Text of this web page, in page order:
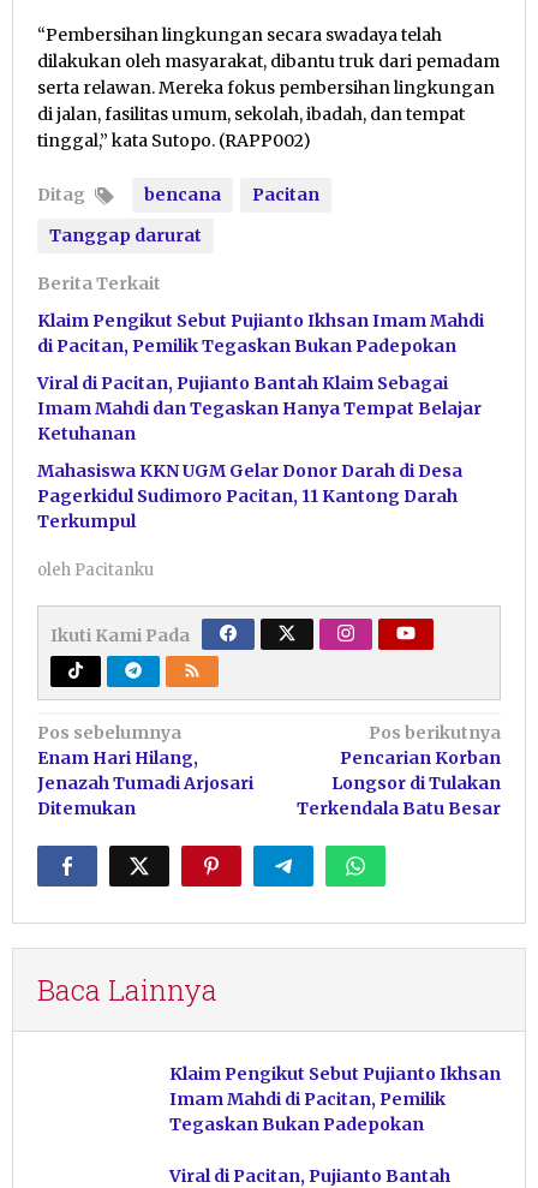
“Pembersihan lingkungan secara swadaya telah
dilakukan oleh masyarakat, dibantu truk dari pemadam
serta relawan. Mereka fokus pembersihan lingkungan
di jalan, fasilitas umum, sekolah, ibadah, dan tempat
tinggal,” kata Sutopo. (RAPP002)
Ditag bencana
Pacitan
Tanggap darurat
Berita Terkait
Klaim Pengikut Sebut Pujianto Ikhsan Imam Mahdi
di Pacitan, Pemilik Tegaskan Bukan Padepokan
Viral di Pacitan, Pujianto Bantah Klaim Sebagai
Imam Mahdi dan Tegaskan Hanya Tempat Belajar
Ketuhanan
Mahasiswa KKN UGM Gelar Donor Darah di Desa
Pagerkidul Sudimoro Pacitan, 11 Kantong Darah
Terkumpul
oleh Pacitanku
Ikuti Kami Pada
Navigasi
pos
Pos sebelumnya
Enam Hari Hilang,
Jenazah Tumadi Arjosari
Ditemukan
Pos berikutnya
Pencarian Korban
Longsor di Tulakan
Terkendala Batu Besar
Baca Lainnya
Klaim Pengikut Sebut Pujianto Ikhsan
Imam Mahdi di Pacitan, Pemilik
Tegaskan Bukan Padepokan
Viral di Pacitan, Pujianto Bantah